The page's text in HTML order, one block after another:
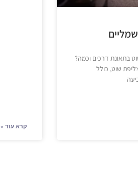
בתאונת דרכים וכמה?
שוט, כולל
קרא עוד »